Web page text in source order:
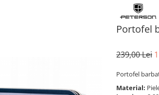
Portofel
239,00 Lei
Portofel
Material: